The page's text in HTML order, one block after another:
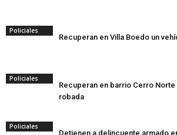
Policiales
Recuperan en Villa Boedo un
Policiales
Recuperan en barrio Cerro
robada
Policiales
Detienen a delincuente armado